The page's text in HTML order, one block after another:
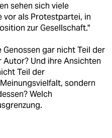
sehen sich viele
vor als Protestpartei, in
zur Gesellschaft."
Genossen gar nicht Teil der
Autor? Und ihre Ansichten
Teil der
sondern
Welch